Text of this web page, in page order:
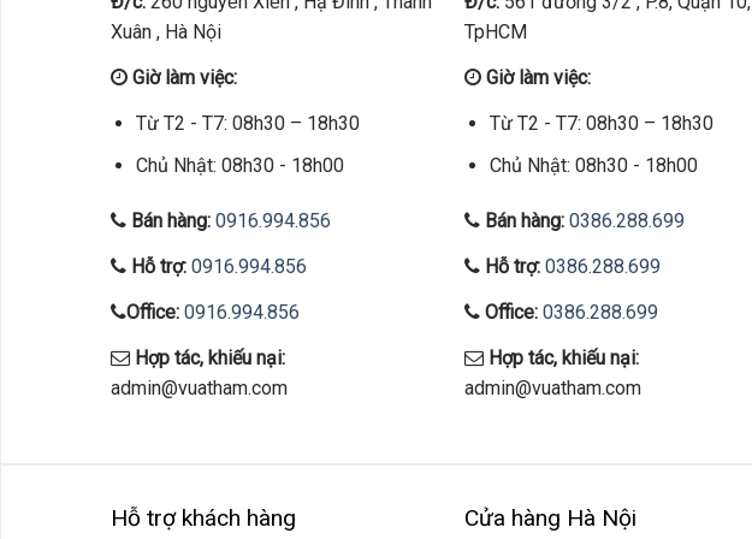
Xuân , Hà Nội
Giờ làm việc:
Từ T2 - T7: 08h30 – 18h30
Chủ Nhật: 08h30 - 18h00
Bán hàng: 0916.994.856
Hỗ trợ: 0916.994.856
Office: 0916.994.856
Hợp tác, khiếu nại:
admin@vuatham.com
TpHCM
Giờ làm việc:
Từ T2 - T7: 08h30 – 18h30
Chủ Nhật: 08h30 - 18h00
Bán hàng: 0386.288.699
Hỗ trợ: 0386.288.699
Office: 0386.288.699
Hợp tác, khiếu nại:
admin@vuatham.com
Hỗ trợ khách hàng Cửa hàng Hà Nội